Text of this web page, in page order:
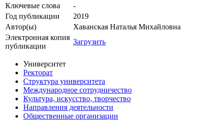
Ключевые cлова
-
Год публикации
2019
Автор(ы)
Хаванская Наталья Михайловна
Электронная копия
публикации
Загрузить
Университет
Ректорат
Структура университета
Международное сотрудничество
Культура, искусство, творчество
Направления деятельности
Общественные организации